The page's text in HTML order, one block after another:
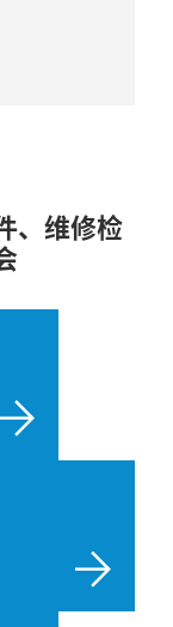
、维修检